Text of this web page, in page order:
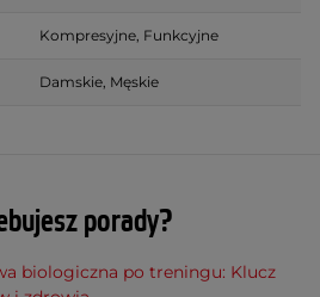
Kompresyjne, Funkcyjne
Damskie, Męskie
porady?
biologiczna po treningu: Klucz